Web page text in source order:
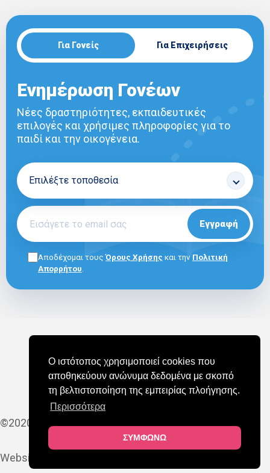
Ο ιστότοπος χρησιμοποιεί cookies που
αποθηκεύουν ανώνυμα δεδομένα με σκοπό
τη βελτιστοποίηση της εμπειρίας πλοήγησης.
Περισσότερα
ΣΥΜΦΩΝΩ
Για Γονείς Για Επιχειρήσεις
Ενημέρωση Γονέων
Νέες δραστηριότητες, εκπαιδευτικές
επιλογές και χρήσιμες πληροφορίες για το
παιδί και την οικογένεια.
Εγγραφή
Αποδέχομαι τουςΌρους Χρήσης και την Πολιτική
Απορρήτου.
ΠΟΛΙΤΙΚΗ COOKIES ΠΟΛΙΤΙΚΗ ΑΠΟΡΡΗΤΟΥ
ΣΥΧΝΕΣ ΕΡΩΤΗΣΕΙΣ (FAQ)
©2020-2025 MAPEDU
Website by